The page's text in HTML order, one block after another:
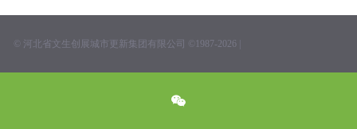
© 河北省文生创展城市更新集团有限公司 ©1987-2026 |